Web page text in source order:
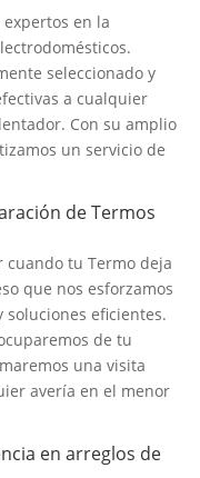
en la
seleccionado y
a cualquier
Con su amplio
un servicio de
de Termos
tu Termo deja
que nos esforzamos
eficientes.
de tu
una visita
avería en el menor
en arreglos de